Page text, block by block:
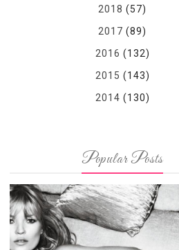
2018 (57)
2017 (89)
2016 (132)
2015 (143)
2014 (130)
Popular Posts